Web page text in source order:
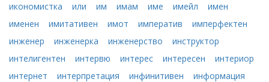
икономистка
или им имам име имейл
имен
именен
имитативен имот императив
имперфектен
инженер
инженерка инженерство
инструктор
интелигентен
интервю интерес интересен
интериор
интернет
интерпретация инфинитивен
информация